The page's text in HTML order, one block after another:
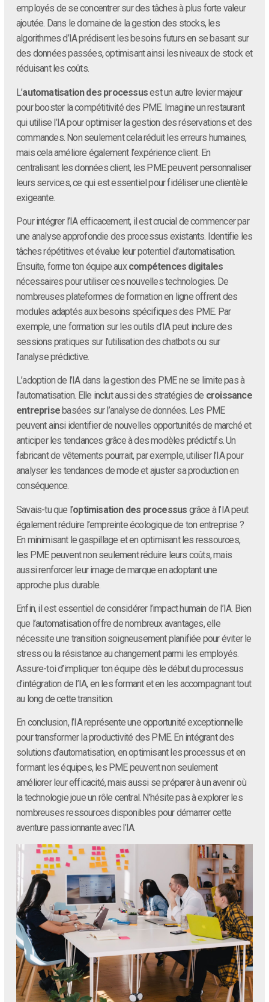
employés de se concentrer sur des tâches à plus forte valeur
ajoutée. Dans le domaine de la gestion des stocks, les
algorithmes d’IA prédisent les besoins futurs en se basant sur
des données passées, optimisant ainsi les niveaux de stock et
réduisant les coûts.
L’automatisation des processusest un autre levier majeur
pour booster la compétitivité des PME. Imagine un restaurant
qui utilise l’IA pour optimiser la gestion des réservations et des
commandes. Non seulement cela réduit les erreurs humaines,
mais cela améliore également l’expérience client. En
centralisant les données client, les PME peuvent personnaliser
leurs services, ce qui est essentiel pour fidéliser une clientèle
exigeante.
Pour intégrer l’IA efficacement, il est crucial de commencer par
une analyse approfondie des processus existants. Identifie les
tâches répétitives et évalue leur potentiel d’automatisation.
Ensuite, forme ton équipe auxcompétences digitales
nécessaires pour utiliser ces nouvelles technologies. De
nombreuses plateformes de formation en ligne offrent des
modules adaptés aux besoins spécifiques des PME. Par
exemple, une formation sur les outils d’IA peut inclure des
sessions pratiques sur l’utilisation des chatbots ou sur
l’analyse prédictive.
L’adoption de l’IA dans la gestion des PME ne se limite pas à
l’automatisation. Elle inclut aussi des stratégies de croissance
entreprise basées sur l’analyse de données. Les PME
peuvent ainsi identifier de nouvelles opportunités de marché et
anticiper les tendances grâce à des modèles prédictifs. Un
fabricant de vêtements pourrait, par exemple, utiliser l’IA pour
analyser les tendances de mode et ajuster sa production en
conséquence.
Savais-tu que l’optimisation des processus grâce à l’IA peut
également réduire l’empreinte écologique de ton entreprise ?
En minimisant le gaspillage et en optimisant les ressources,
les PME peuvent non seulement réduire leurs coûts, mais
aussi renforcer leur image de marque en adoptant une
approche plus durable.
Enfin, il est essentiel de considérer l’impact humain de l’IA. Bien
que l’automatisation offre de nombreux avantages, elle
nécessite une transition soigneusement planifiée pour éviter le
stress ou la résistance au changement parmi les employés.
Assure-toi d’impliquer ton équipe dès le début du processus
d’intégration de l’IA, en les formant et en les accompagnant tout
au long de cette transition.
En conclusion, l’IA représente une opportunité exceptionnelle
pour transformer la productivité des PME. En intégrant des
solutions d’automatisation, en optimisant les processus et en
formant les équipes, les PME peuvent non seulement
améliorer leur efficacité, mais aussi se préparer à un avenir où
la technologie joue un rôle central. N’hésite pas à explorer les
nombreuses ressources disponibles pour démarrer cette
aventure passionnante avec l’IA.